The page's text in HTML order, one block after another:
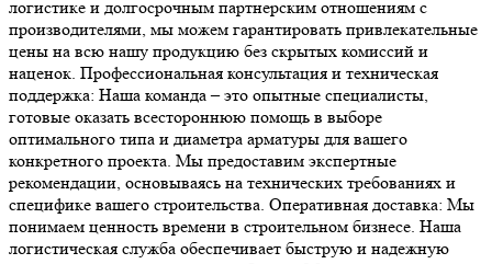
логистике и долгосрочным партнерским отношениям с
производителями, мы можем гарантировать привлекательные
цены на всю нашу продукцию без скрытых комиссий и
наценок. Профессиональная консультация и техническая
поддержка: Наша команда – это опытные специалисты,
готовые оказать всестороннюю помощь в выборе
оптимального типа и диаметра арматуры для вашего
конкретного проекта. Мы предоставим экспертные
рекомендации, основываясь на технических требованиях и
специфике вашего строительства. Оперативная доставка: Мы
понимаем ценность времени в строительном бизнесе. Наша
логистическая служба обеспечивает быструю и надежную